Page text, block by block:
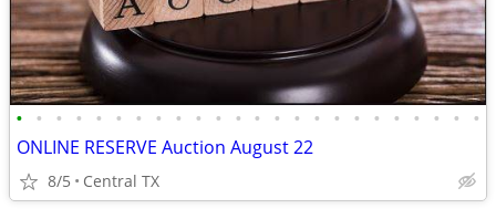
• • • • • • • • • • • • • • • • • • • • • • • •
ONLINE RESERVE Auction August 22
8/5 Central TX